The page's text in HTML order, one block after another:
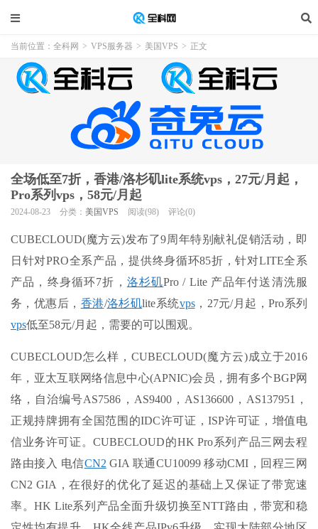
当前位置： 全科网 > VPS服务器 > 美国VPS > 正文
全场低至7折，香港/洛杉矶lite系统vps，27元/月起，
Pro系列vps，58元/月起
2024-08-23 分类： 美国VPS 阅读(98) 评论(0)
CUBECLOUD(魔方云)发布了9周年特别献礼促销活动，即
日针对PRO全系产品，提供终身循环85折，针对LITE全系
产品，终身循环7折， 洛杉矶Pro / Lite 产品年付送清洗服
务，优惠后， 香港/洛杉矶lite系统vps，27元/月起，Pro系列
vps低至58元/月起，需要的可以围观。
CUBECLOUD怎么样，CUBECLOUD(魔方云)成立于2016
年，亚太互联网络信息中心(APNIC)会员，拥有多个BGP网
络，自治编号AS7586，AS9400，AS136600，AS137951，
正规持牌拥有全国范围的IDC许可证，ISP许可证，增值电
信业务许可证。CUBECLOUD的HK Pro系列产品三网去程
路由接入 电信CN2 GIA 联通CU10099 移动CMI，回程三网
CN2 GIA，在很好的优化了延迟的基础上又保证了带宽速
率。HK Lite系列产品全面升级切换至NTT路由，带宽和稳